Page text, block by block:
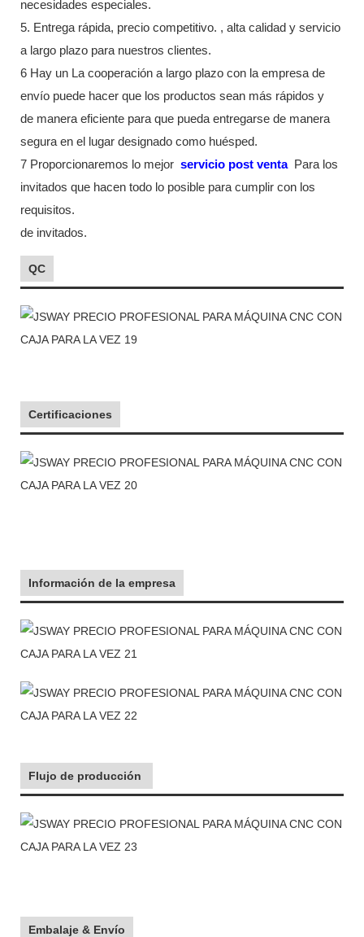
necesidades especiales.
5. Entrega rápida, precio competitivo. , alta calidad y servicio
a largo plazo para nuestros clientes.
6 Hay un La cooperación a largo plazo con la empresa de
envío puede hacer que los productos sean más rápidos y
de manera eficiente para que pueda entregarse de manera
segura en el lugar designado como huésped.
7 Proporcionaremos lo mejor servicio post venta Para los
invitados que hacen todo lo posible para cumplir con los
requisitos.
de invitados.
QC
Certificaciones
Información de la empresa
Flujo de producción
Embalaje & Envío